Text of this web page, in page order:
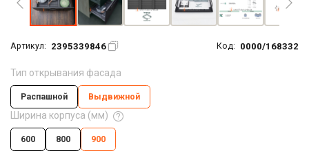
Артикул: 2395339846 Код: 0000/168332
Тип открывания фасада
Распашной Выдвижной
Ширина корпуса (мм)
600 800 900